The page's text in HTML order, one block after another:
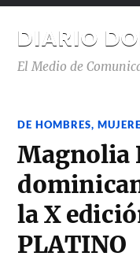
DIARIO
El Medio de
DE HOMBRES,
Magnolia
la X
PLATINO